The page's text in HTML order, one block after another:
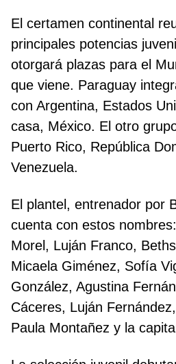
El certamen continental
principales potencias
otorgará plazas para el
que viene. Paraguay
con Argentina, Estados
casa, México. El otro
Puerto Rico, República
Venezuela.
El plantel, entrenador por
cuenta con estos
Morel, Luján Franco,
Micaela Giménez, Sofía
González, Agustina
Cáceres, Luján
Paula Montañez y la